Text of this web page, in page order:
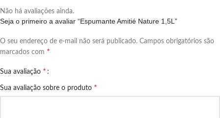
Não há avaliações ainda.
Seja o primeiro a avaliar “Espumante Amitié Nature 1,5L”
O seu endereço de e-mail não será publicado. Campos obrigatórios são
marcados com *
Sua avaliação *
Sua avaliação sobre o produto *